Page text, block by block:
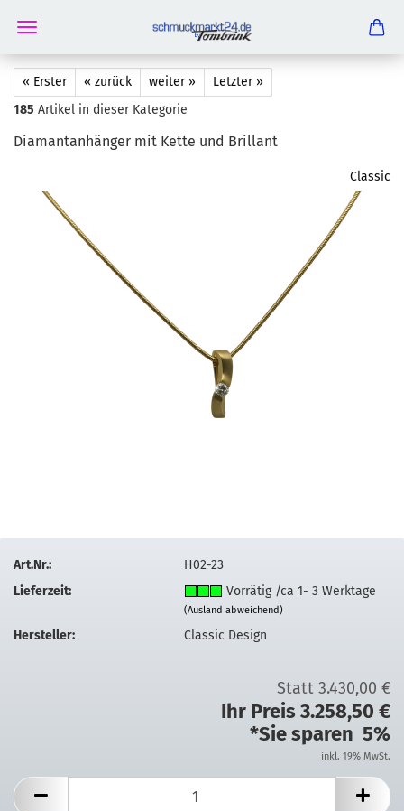
« Erster « zurück weiter »
Letzter »
185 Artikel in dieser Kategorie
Dia­mant­an­hän­ger mit Kette und Bril­lant
Classic
Art.Nr.:
H02-23
Lieferzeit:
Vorrätig /ca 1- 3 Werktage
(Ausland abweichend)
Hersteller: Classic Design
Statt 3.430,00 €
Ihr Preis 3.258,50 €
*Sie sparen 5%
inkl. 19% MwSt.